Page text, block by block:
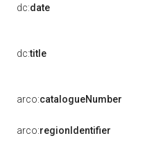
dc:date
dc:title
arco:catalogueNumber
arco:regionIdentifier